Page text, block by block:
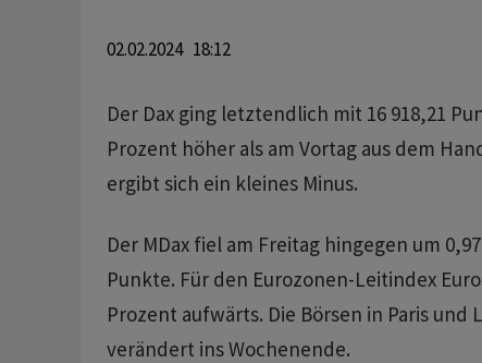
02.02.2024 18:12
Der Dax ging letztendlich mit 16 918,21
Prozent höher als am Vortag aus dem
ergibt sich ein kleines Minus.
Der MDax fiel am Freitag hingegen um
Punkte. Für den Eurozonen-Leitindex
Prozent aufwärts. Die Börsen in Paris und
verändert ins Wochenende.